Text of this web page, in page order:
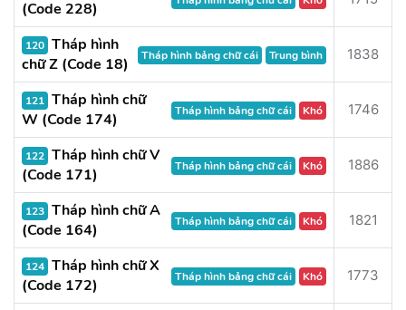
(Code 228)
120 Tháp hình
chữ Z (Code 18)
Tháp hình bảng chữ cái Trung bình 1838
121 Tháp hình chữ
W (Code 174)
Tháp hình bảng chữ cái Khó 1746
122 Tháp hình chữ V
(Code 171)
Tháp hình bảng chữ cái Khó 1886
123 Tháp hình chữ A
(Code 164)
Tháp hình bảng chữ cái Khó 1821
124 Tháp hình chữ X
(Code 172)
Tháp hình bảng chữ cái Khó 1773